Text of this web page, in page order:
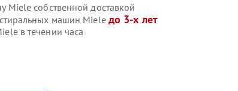
Miele собственной доставкой
машин Miele до 3-х лет
в течении часа